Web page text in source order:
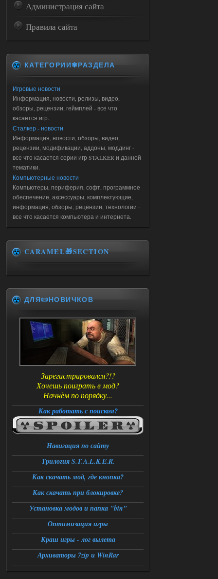
Администрация сайта
Правила сайта
КАТЕГОРИИ✾РАЗДЕЛА
Игровые новости
Информация, новости, релизы, видео,
обзоры, рецензии, геймплей - все что
касается игр.
Сталкер - новости
Информация, новости, обзоры, видео,
рецензии, модификации, аддоны, моддинг -
все что касается серии игр STALKER и данной
тематики.
Компьютерные новости
Компьютеры, периферия, софт, программное
обеспечение, аксессуары, комплектующие,
информация, обзоры, рецензии, технологии -
все что касается компьютера и интернета.
CARAMEL🎁SECTION
ДЛЯ📜НОВИЧКОВ
Зарегистрировался?!?
Хочешь поиграть в мод?
Начнём по порядку...
Как работать с поиском?
Навигация по сайту
Трилогия S.T.A.L.K.E.R.
Как скачать мод, где кнопка?
Как скачать при блокировке?
Установка модов и папка "bin"
Оптимизация игры
Краш игры - лог вылета
Архиваторы 7zip и WinRar